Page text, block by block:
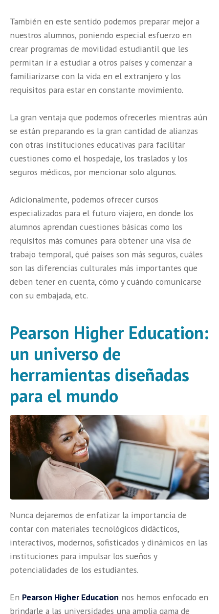
También en este sentido podemos preparar mejor a
nuestros alumnos, poniendo especial esfuerzo en
crear programas de movilidad estudiantil que les
permitan ir a estudiar a otros países y comenzar a
familiarizarse con la vida en el extranjero y los
requisitos para estar en constante movimiento.
La gran ventaja que podemos ofrecerles mientras aún
se están preparando es la gran cantidad de alianzas
con otras instituciones educativas para facilitar
cuestiones como el hospedaje, los traslados y los
seguros médicos, por mencionar solo algunos.
Adicionalmente, podemos ofrecer cursos
especializados para el futuro viajero, en donde los
alumnos aprendan cuestiones básicas como los
requisitos más comunes para obtener una visa de
trabajo temporal, qué países son más seguros, cuáles
son las diferencias culturales más importantes que
deben tener en cuenta, cómo y cuándo comunicarse
con su embajada, etc.
Pearson Higher Education:
un universo de
herramientas diseñadas
para el mundo
Nunca dejaremos de enfatizar la importancia de
contar con materiales tecnológicos didácticos,
interactivos, modernos, sofisticados y dinámicos en las
instituciones para impulsar los sueños y
potencialidades de los estudiantes.
En Pearson Higher Education nos hemos enfocado en
brindarle a las universidades una amplia gama de